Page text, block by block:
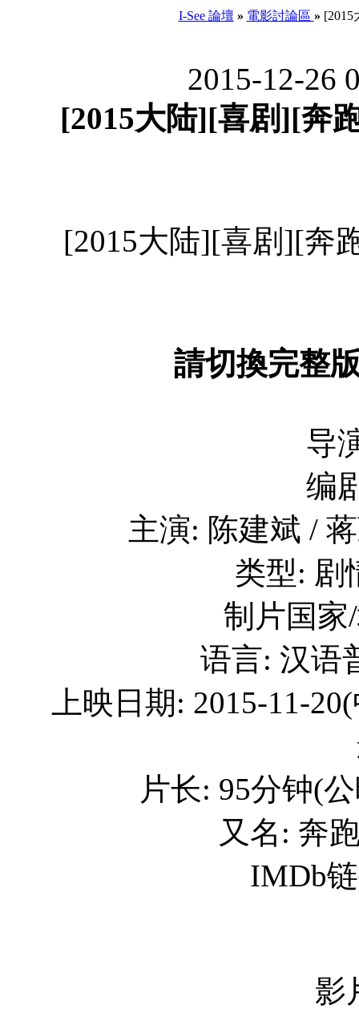
I-See 論壇 » 電影討論區 » [2015
2015-12-26
[2015大陆][喜剧][奔
[2015大陆][喜剧][奔
請切換完整
导
编
主演: 陈建斌 /
类型: 剧
制片国家
语言: 汉语
上映日期: 2015-11-
片长: 95分钟(
又名: 奔
IMDb
影